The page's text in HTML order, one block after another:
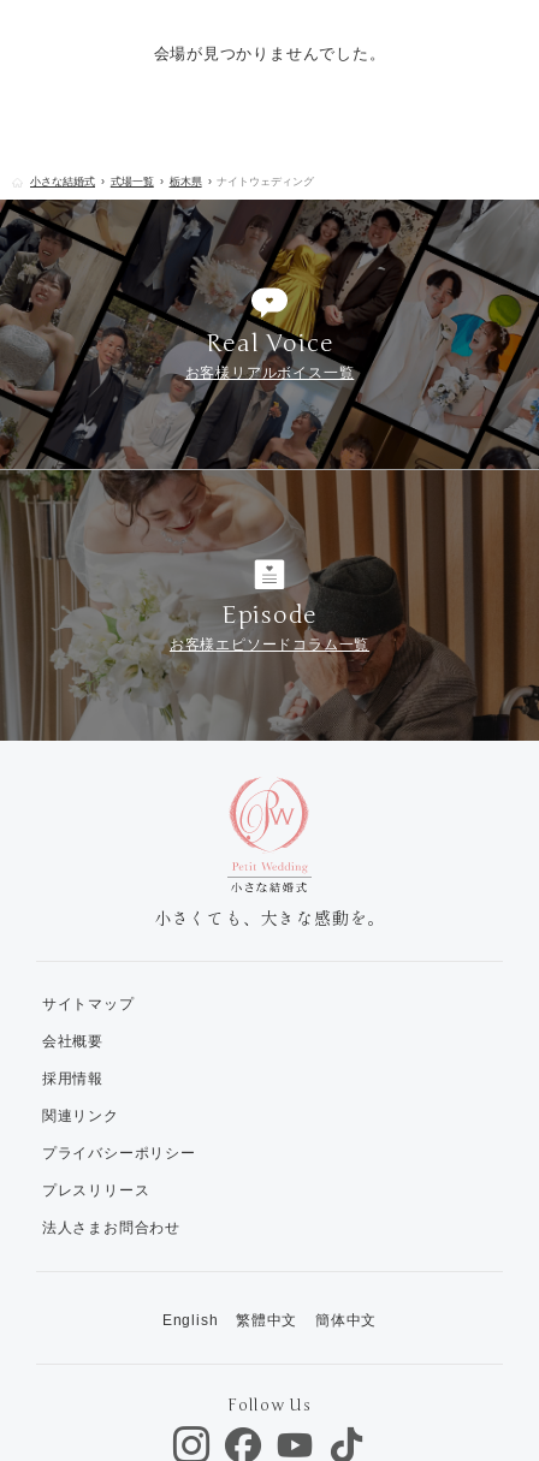
会場が見つかりませんでした。
小さな結婚式 式場一覧 栃木県 ナイトウェディング
Real Voice
お客様リアルボイス一覧
Episode
お客様エピソードコラム一覧
小さくても、大きな感動を。
サイトマップ
会社概要
採用情報
関連リンク
プライバシーポリシー
プレスリリース
法人さまお問合わせ
English 繁體中文 簡体中文
Follow Us